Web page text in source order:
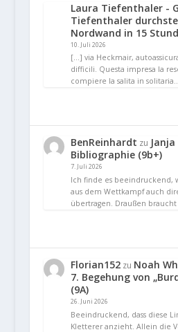
Laura Tiefenthaler -
Tiefenthaler
Nordwand in 15
10. Juli 2026
[…] via Heckmair,
difficili. Questa impresa la
compiere la salita in
BenReinhardt zu
Bibliographie (9b+)
7. Juli 2026
Ich finde es beeindruckend,
aus dem Wettkampf auch
übertragen. Draußen
Florian152zu Noah
7. Begehung von
(9A)
26. Juni 2026
Beeindruckend, dass diese
Kletterer anzieht. Allein die